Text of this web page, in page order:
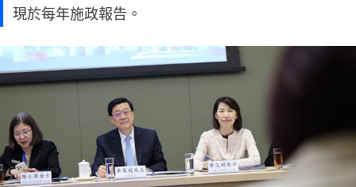
現於每年施政報告。